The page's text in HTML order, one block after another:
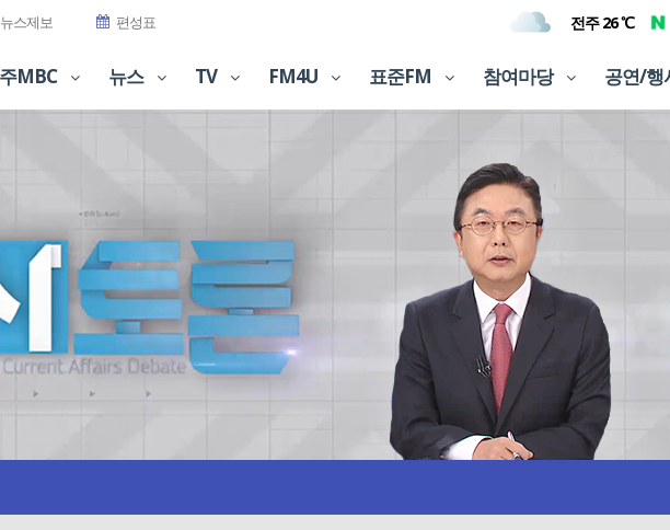
뉴스제보 편성표 전주 26 ℃
MBC 뉴스 TV FM4U 표준FM 참여마당 공연/행